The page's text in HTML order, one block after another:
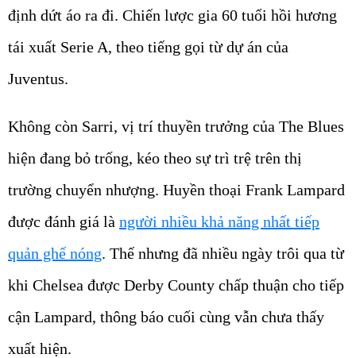
định dứt áo ra đi. Chiến lược gia 60 tuổi hồi hương
tái xuất Serie A, theo tiếng gọi từ dự án của
Juventus.
Không còn Sarri, vị trí thuyền trưởng của The Blues
hiện đang bỏ trống, kéo theo sự trì trệ trên thị
trường chuyển nhượng. Huyền thoại Frank Lampard
được đánh giá là người nhiều khả năng nhất tiếp
quản ghế nóng. Thế nhưng đã nhiều ngày trôi qua từ
khi Chelsea được Derby County chấp thuận cho tiếp
cận Lampard, thông báo cuối cùng vẫn chưa thấy
xuất hiện.